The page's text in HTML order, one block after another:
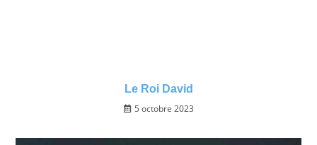
Le Roi David
5 octobre 2023